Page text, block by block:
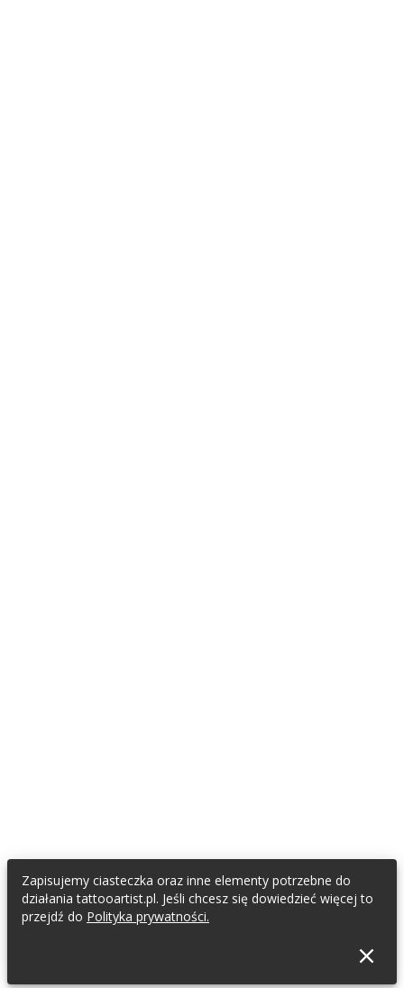
Zapisujemy ciasteczka oraz inne elementy potrzebne do
działania tattooartist.pl. Jeśli chcesz się dowiedzieć więcej to
przejdź do Polityka prywatności.